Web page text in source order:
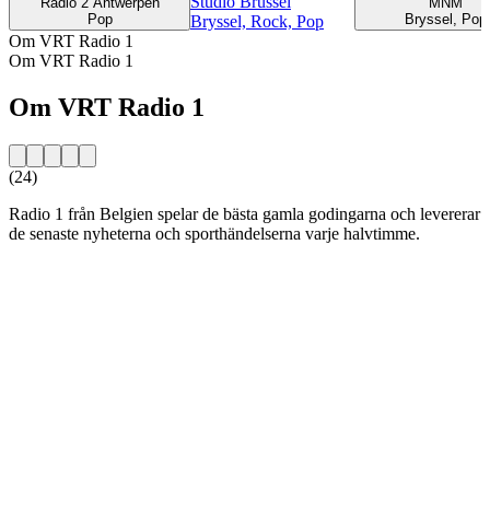
Pop
Bryssel, Rock, Pop
Bryssel, Pop
Om VRT Radio 1
Om VRT Radio 1
Om VRT Radio 1
(24)
Radio 1 från Belgien spelar de bästa gamla godingarna och levererar
de senaste nyheterna och sporthändelserna varje halvtimme.